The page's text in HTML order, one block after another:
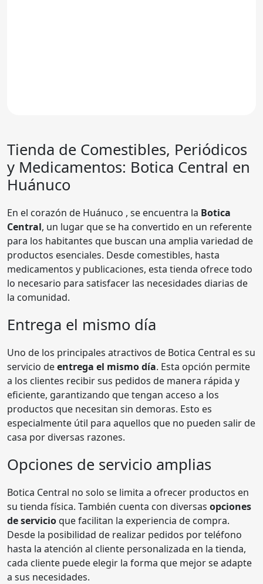
Tienda de Comestibles, Periódicos
y Medicamentos: Botica Central en
Huánuco
En el corazón de Huánuco , se encuentra la Botica
Central, un lugar que se ha convertido en un referente
para los habitantes que buscan una amplia variedad de
productos esenciales. Desde comestibles, hasta
medicamentos y publicaciones, esta tienda ofrece todo
lo necesario para satisfacer las necesidades diarias de
la comunidad.
Entrega el mismo día
Uno de los principales atractivos de Botica Central es su
servicio deentrega el mismo día. Esta opción permite
a los clientes recibir sus pedidos de manera rápida y
eficiente, garantizando que tengan acceso a los
productos que necesitan sin demoras. Esto es
especialmente útil para aquellos que no pueden salir de
casa por diversas razones.
Opciones de servicio amplias
Botica Central no solo se limita a ofrecer productos en
su tienda física. También cuenta con diversas opciones
de servicioque facilitan la experiencia de compra.
Desde la posibilidad de realizar pedidos por teléfono
hasta la atención al cliente personalizada en la tienda,
cada cliente puede elegir la forma que mejor se adapte
a sus necesidades.